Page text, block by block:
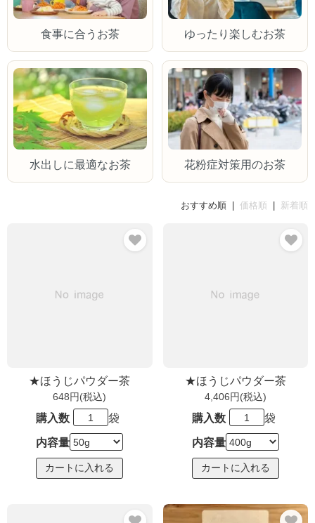
食事に合うお茶 ゆったり楽しむお茶
水出しに最適なお茶 花粉症対策用のお茶
おすすめ順 | 価格順 | 新着順
★ほうじパウダー茶
648円(税込)
購入数 袋
内容量
★ほうじパウダー茶
4,406円(税込)
購入数 袋
内容量